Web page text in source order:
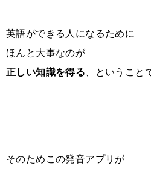
英語ができる人になるために
ほんと大事なのが
正しい知識を得る 、ということ
そのためこの発音アプリが